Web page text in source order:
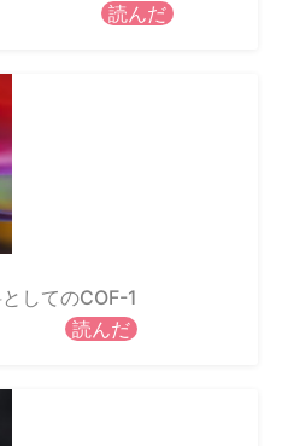
読んだ
してのCOF-1
読んだ